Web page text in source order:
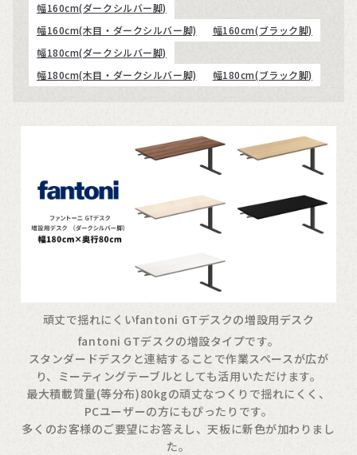
幅160cm(ダークシルバー脚)
幅160cm(木目・ダークシルバー脚)
幅160cm(ブラック脚)
幅180cm(ダークシルバー脚)
幅180cm(木目・ダークシルバー脚)
幅180cm(ブラック脚)
頑丈で揺れにくいfantoni GTデスクの増設用デスク
fantoni GTデスクの増設タイプです。
スタンダードデスクと連結することで作業スペースが広が
り、ミーティングテーブルとしても活用いただけます。
最大積載質量(等分布)80kgの頑丈なつくりで揺れにくく、
PCユーザーの方にもぴったりです。
多くのお客様のご要望にお答えし、天板に新色が加わりまし
た。